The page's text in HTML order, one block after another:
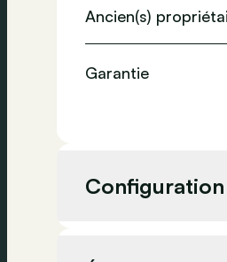
Ancien(s)
Garantie
Configuration